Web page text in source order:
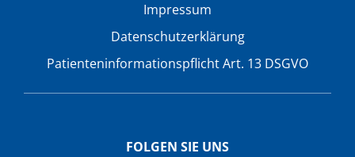
Impressum
Datenschutzerklärung
Patienteninformationspflicht Art. 13 DSGVO
FOLGEN SIE UNS